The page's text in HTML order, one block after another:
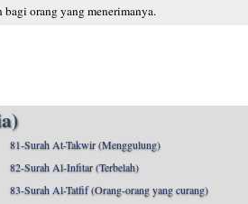
orang yang menerimanya.
81-Surah At-Takwir (Menggulung)
82-Surah Al-Infitar (Terbelah)
83-Surah Al-Tatfif (Orang-orang yang curang)